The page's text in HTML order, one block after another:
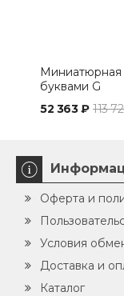
Миниатюрная
буквами G
52 363 ₽ 113
Оферта и
Условия
Доставка и
Каталог